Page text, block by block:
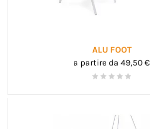
ALU FOOT
a partire da 49,50 €